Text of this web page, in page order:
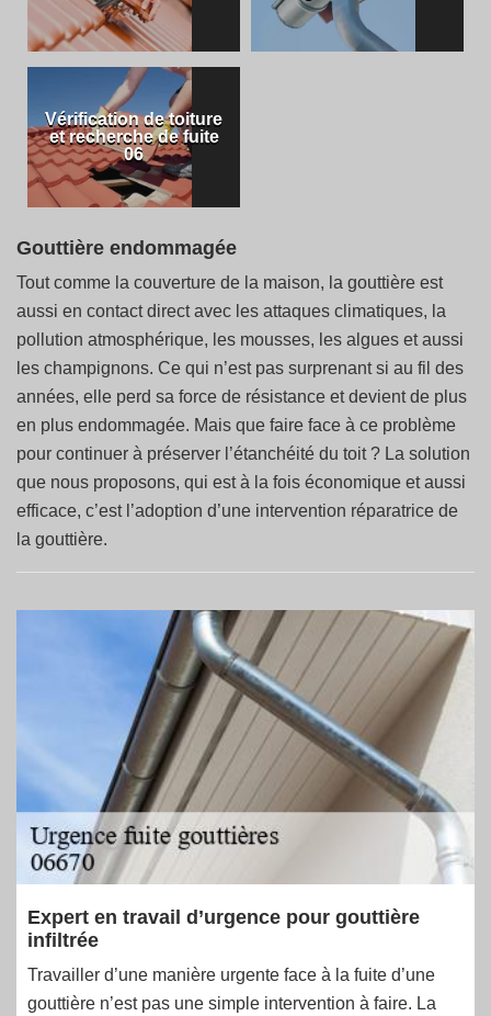
Vérification de toiture
et recherche de fuite
06
Gouttière endommagée
Tout comme la couverture de la maison, la gouttière est
aussi en contact direct avec les attaques climatiques, la
pollution atmosphérique, les mousses, les algues et aussi
les champignons. Ce qui n’est pas surprenant si au fil des
années, elle perd sa force de résistance et devient de plus
en plus endommagée. Mais que faire face à ce problème
pour continuer à préserver l’étanchéité du toit ? La solution
que nous proposons, qui est à la fois économique et aussi
efficace, c’est l’adoption d’une intervention réparatrice de
la gouttière.
Expert en travail d’urgence pour gouttière
infiltrée
Travailler d’une manière urgente face à la fuite d’une
gouttière n’est pas une simple intervention à faire. La